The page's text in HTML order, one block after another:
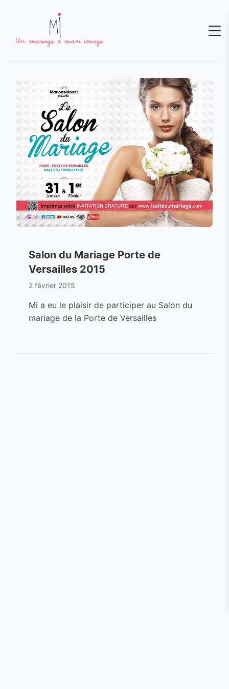
Salon du Mariage Porte de
Versailles 2015
2 février 2015
Mi a eu le plaisir de participer au Salon du
mariage de la Porte de Versailles